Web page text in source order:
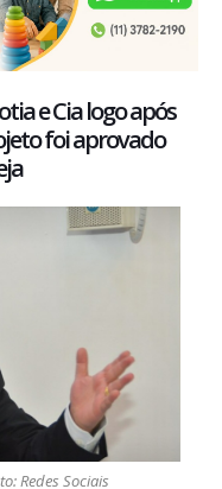
e Cia logo após
foi aprovado
Redes Sociais